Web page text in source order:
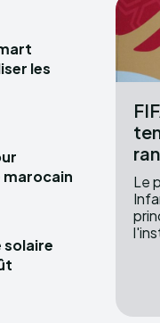
les
marocain
solaire
Le